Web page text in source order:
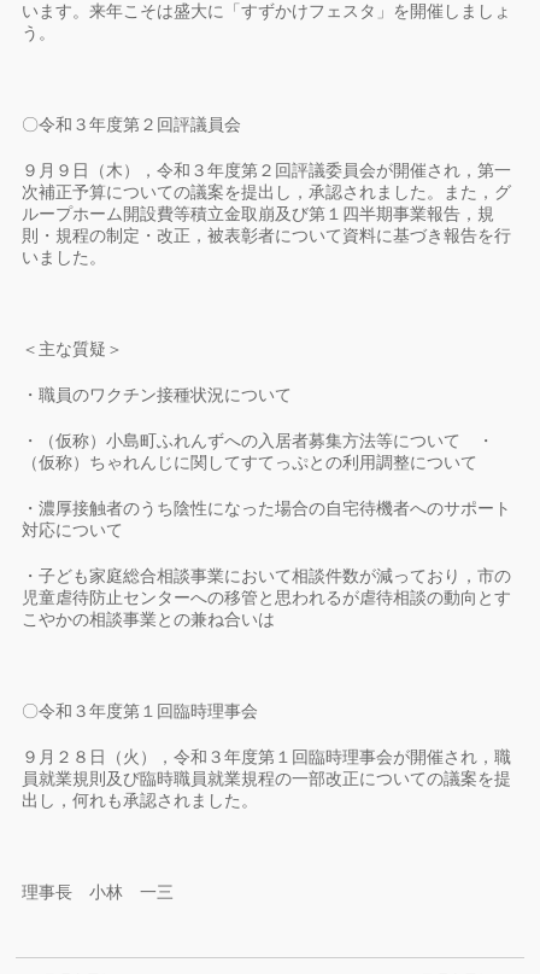
います。来年こそは盛大に「すずかけフェスタ」を開催しましょ
う。
〇令和３年度第２回評議員会
９月９日（木），令和３年度第２回評議委員会が開催され，第一
次補正予算についての議案を提出し，承認されました。また，グ
ループホーム開設費等積立金取崩及び第１四半期事業報告，規
則・規程の制定・改正，被表彰者について資料に基づき報告を行
いました。
＜主な質疑＞
・職員のワクチン接種状況について
・（仮称）小島町ふれんずへの入居者募集方法等について ・
（仮称）ちゃれんじに関してすてっぷとの利用調整について
・濃厚接触者のうち陰性になった場合の自宅待機者へのサポート
対応について
・子ども家庭総合相談事業において相談件数が減っており，市の
児童虐待防止センターへの移管と思われるが虐待相談の動向とす
こやかの相談事業との兼ね合いは
〇令和３年度第１回臨時理事会
９月２８日（火），令和３年度第１回臨時理事会が開催され，職
員就業規則及び臨時職員就業規程の一部改正についての議案を提
出し，何れも承認されました。
理事長 小林 一三